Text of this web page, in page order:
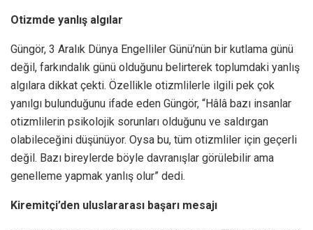
Otizmde yanlış algılar
Güngör, 3 Aralık Dünya Engelliler Günü’nün bir kutlama günü
değil, farkındalık günü olduğunu belirterek toplumdaki yanlış
algılara dikkat çekti. Özellikle otizmlilerle ilgili pek çok
yanılgı bulunduğunu ifade eden Güngör, “Hâlâ bazı insanlar
otizmlilerin psikolojik sorunları olduğunu ve saldırgan
olabileceğini düşünüyor. Oysa bu, tüm otizmliler için geçerli
değil. Bazı bireylerde böyle davranışlar görülebilir ama
genelleme yapmak yanlış olur” dedi.
Kiremitçi’den uluslararası başarı mesajı